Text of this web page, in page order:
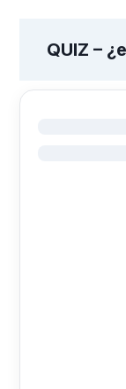
QUIZ –